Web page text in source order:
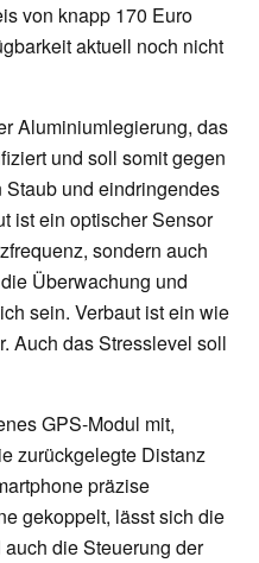
von knapp 170 Euro
aktuell noch nicht
Aluminiumlegierung, das
und soll somit gegen
und eindringendes
ist ein optischer Sensor
sondern auch
Überwachung und
sein. Verbaut ist ein wie
Auch das Stresslevel soll
GPS-Modul mit,
zurückgelegte Distanz
präzise
gekoppelt, lässt sich die
die Steuerung der